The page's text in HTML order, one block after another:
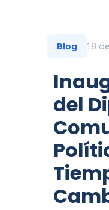
Blog 18
del